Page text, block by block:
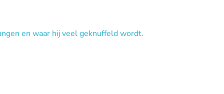
en waar hij veel geknuffeld wordt.